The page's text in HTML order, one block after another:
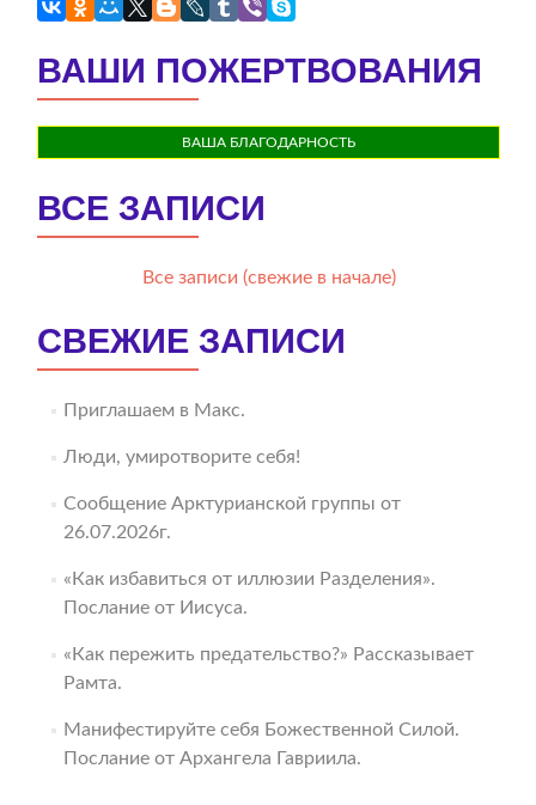
ВАШИ ПОЖЕРТВОВАНИЯ
ВАША БЛАГОДАРНОСТЬ
ВСЕ ЗАПИСИ
Все записи (свежие в начале)
СВЕЖИЕ ЗАПИСИ
Приглашаем в Макс.
Люди, умиротворите себя!
Сообщение Арктурианской группы от
26.07.2026г.
«Как избавиться от иллюзии Разделения».
Послание от Иисуса.
«Как пережить предательство?» Рассказывает
Рамта.
Манифестируйте себя Божественной Силой.
Послание от Архангела Гавриила.